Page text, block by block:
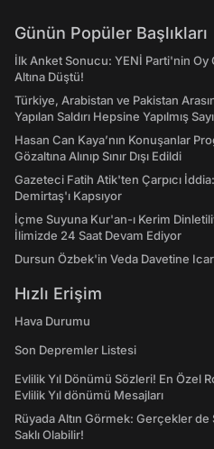
Günün Popüler Başlıkları
İlk Anket Sonucu: YENİ Parti'nin Oy
Altına Düştü!
Türkiye, Arabistan ve Pakistan
Yapılan Saldırı Hepsine Yapılmış
Hasan Can Kaya’nın Konuşanlar
Gözaltına Alınıp Sınır Dışı Edildi
Gazeteci Fatih Atik'ten Çarpıcı
Demirtaş'ı Kapsıyor
İçme Suyuna Kur'an-ı Kerim
İlimizde 24 Saat Devam Ediyor
Dursun Özbek'in Veda Davetine
Hızlı Erişim
Hava Durumu
Son Depremler Listesi
Evlilik Yıl Dönümü Sözleri! En Özel
Evlilik Yıl dönümü Mesajları
Rüyada Altın Görmek: Gerçekler de
Saklı Olabilir!